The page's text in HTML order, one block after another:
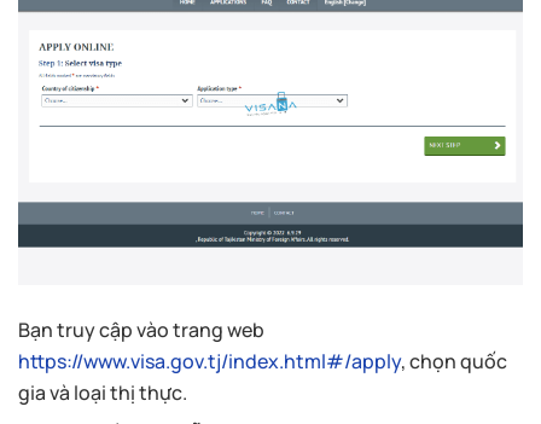
Bạn truy cập vào trang web
https://www.visa.gov.tj/index.html#/apply, chọn quốc
gia và loại thị thực.